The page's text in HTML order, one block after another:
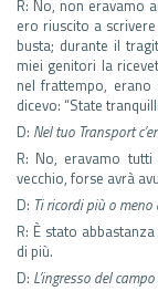
R: No, non eravamo
ero riuscito a
busta; durante il
miei genitori la
nel frattempo,
dicevo: “State
D: Nel tuo Transport
R: No, eravamo tutti
vecchio, forse avrà
D: Ti ricordi più o
R: È stato
di più.
D: L’ingresso del